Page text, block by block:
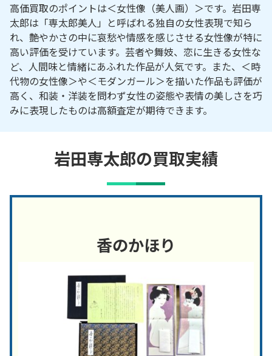
高価買取のポイントは＜女性像（美人画）＞です。岩田専
太郎は「専太郎美人」と呼ばれる独自の女性表現で知ら
れ、艶やかさの中に哀愁や情感を感じさせる女性像が特に
高い評価を受けています。芸者や舞妓、恋に生きる女性な
ど、人間味と情緒にあふれた作品が人気です。また、＜時
代物の女性像＞や＜モダンガール＞を描いた作品も評価が
高く、和装・洋装を問わず女性の姿態や表情の美しさを巧
みに表現したものは高額査定が期待できます。
岩田専太郎の買取実績
香のかほり